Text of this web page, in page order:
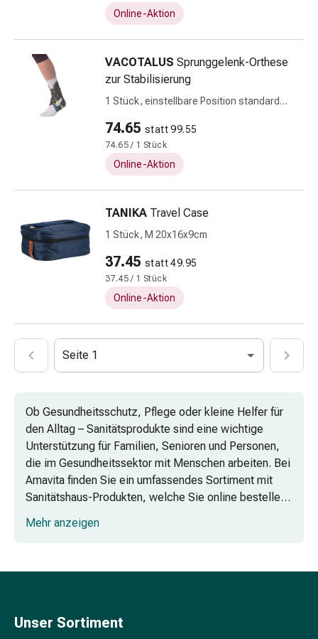
Gesichtspflege
Augenpflege
Gesichtspeeling
Gesichtsreinigung
Gesichtsreinigungs-
Accessoire
Kosmetiktücher
Kosmetikbedarf
Nachtcreme
Serum
&
Gesichtskur
Gesichtscreme
Gesichtswasser
Gesichtsöl
&
Kur
Haarbürste
&
Kamm
Haarfärbemittel
Haaröl
Shampoo
Haarstyling-
Online-Aktion
VACOTALUS Sprunggelenk-Orthese
zur Stabilisierung
1 Stück, einstellbare Position standard
74.65 statt 99.55
74.65 / 1 Stück
Online-Aktion
TANIKA Travel Case
1 Stück, M 20x16x9cm
37.45 statt 49.95
37.45 / 1 Stück
Online-Aktion
Seite 1
Ob Gesundheitsschutz, Pflege oder kleine Helfer für
den Alltag – Sanitätsprodukte sind eine wichtige
Unterstützung für Familien, Senioren und Personen,
die im Gesundheitssektor mit Menschen arbeiten. Bei
Amavita finden Sie ein umfassendes Sortiment mit
Sanitätshaus-Produkten, welche Sie online bestellen
können. Auf Wunsch erhalten Sie Beratung bei der
Auswahl und für die Anwendung.
Mehr anzeigen
Unser Sortiment